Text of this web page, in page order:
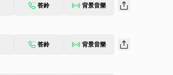
答鈴 背景音樂
答鈴 背景音樂